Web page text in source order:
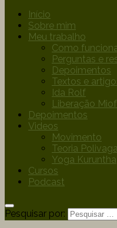
Início
Sobre mim
Meu trabalho
Como
Perguntas e
Depoimentos
Textos e
Ida Rolf
Liberação
Depoimentos
Videos
Movimento
Teoria
Yoga Kuruntha
Cursos
Podcast
Pesquisar por: